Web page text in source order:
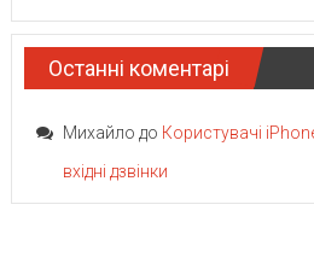
Останні коментарі
Михайло до Користувачі
вхідні дзвінки